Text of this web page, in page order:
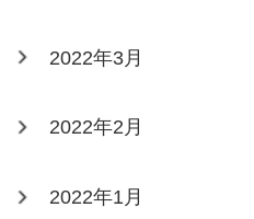
2022年3月
2022年2月
2022年1月